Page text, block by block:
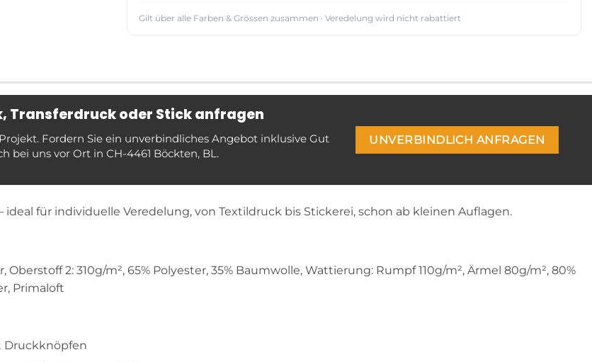
Gilt über alle Farben & Grössen zusammen · Veredelung wird nicht rabattiert
Transferdruck oder Stick anfragen
Fordern Sie ein unverbindliches Angebot inklusive Gut
bei uns vor Ort in CH-4461 Böckten, BL.
UNVERBINDLICH ANFRAGEN
ideal für individuelle Veredelung, von Textildruck bis Stickerei, schon ab kleinen Auflagen.
Oberstoff 2: 310g/m², 65% Polyester, 35% Baumwolle, Wattierung: Rumpf 110g/m², Ärmel 80g/m², 80%
Primaloft
Druckknöpfen